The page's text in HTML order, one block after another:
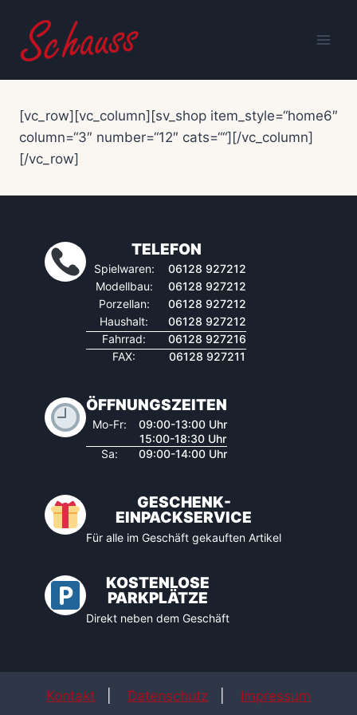
Inhalt
springen
[vc_row][vc_column][sv_shop item_style=“home6″
column=“3″ number=“12″ cats=““][/vc_column]
[/vc_row]
TELEFON
Spielwaren:
06128 927212
Modellbau:
06128 927212
Porzellan:
06128 927212
Haushalt:
06128 927212
Fahrrad:
06128 927216
FAX:
06128 927211
ÖFFNUNGSZEITEN
Mo-Fr:
09:00-13:00 Uhr
15:00-18:30 Uhr
Sa:
09:00-14:00 Uhr
GESCHENK-
EINPACKSERVICE
Für alle im Geschäft gekauften Artikel
KOSTENLOSE
PARKPLÄTZE
Direkt neben dem Geschäft
Kontakt Datenschutz Impressum